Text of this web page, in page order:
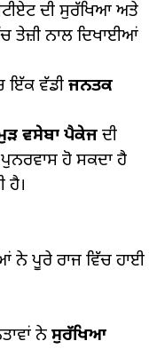
ਦੀ ਸੁਰੱਖਿਆ ਅਤੇ
ਤੇਜ਼ੀ ਨਾਲ ਦਿਖਾਈਆਂ
ਇੱਕ ਵੱਡੀਜਨਤਕ
ਵਸੇਬਾ ਪੈਕੇਜਦੀ
ਹੋ ਸਕਦਾ ਹੈ
ਹੈ।
ਨੇ ਪੂਰੇ ਰਾਜ ਵਿੱਚ ਹਾਈ
ਨੇ ਸੁਰੱਖਿਆ